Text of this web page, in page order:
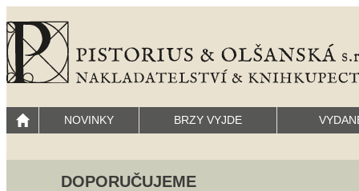
NOVINKY BRZY VYJDE
DOPORUČUJEME